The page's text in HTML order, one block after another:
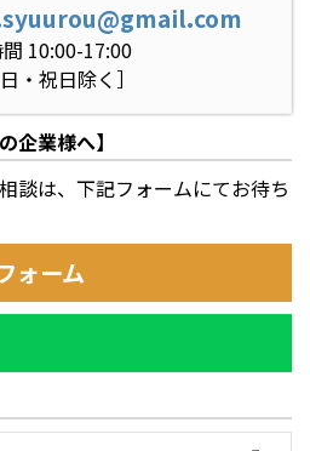
10:00-17:00
・祝日除く］
企業様へ】
談は、下記フォームにてお待ち
ォーム